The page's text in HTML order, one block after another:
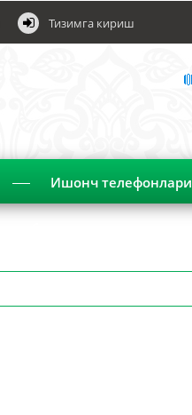
Тизимга кириш
Ишонч телефонлари